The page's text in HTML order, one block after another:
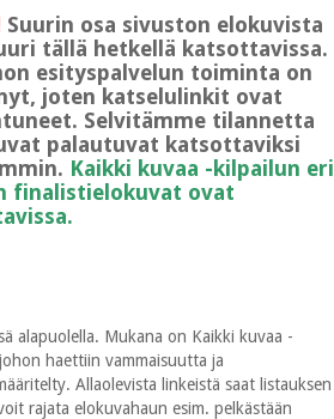
Suurin osa sivuston elokuvista
tällä hetkellä katsottavissa.
esityspalvelun toiminta on
joten katselulinkit ovat
Selvitämme tilannetta
palautuvat katsottaviksi
Kaikki kuvaa -kilpailun eri
finalistielokuvat ovat
alapuolella. Mukana on Kaikki kuvaa -
haettiin vammaisuutta ja
Allaolevista linkeistä saat listauksen
rajata elokuvahaun esim. pelkästään